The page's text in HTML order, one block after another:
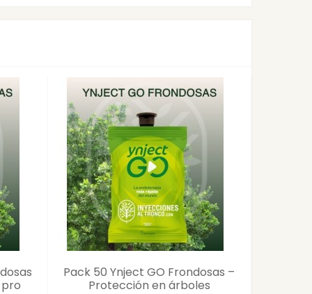
Pack 50 Ynject GO Frondosas –
Protección en árboles